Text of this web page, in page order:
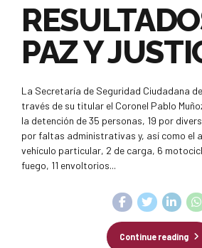
PAZ Y
La Secretaría de Seguridad Ciudadana
través de su titular el Coronel Pablo
la detención de 35 personas, 19 por
por faltas administrativas y, así como el
vehículo particular, 2 de carga, 6
fuego, 11 envoltorios...
Continue reading